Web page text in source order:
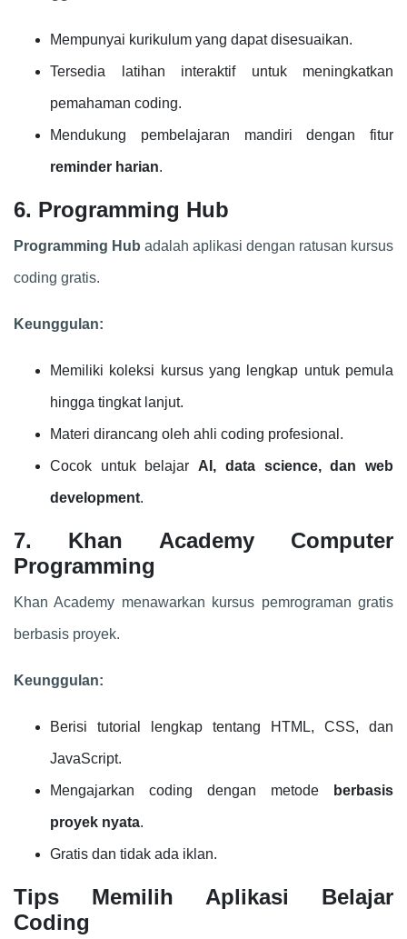
Mempunyai kurikulum yang dapat disesuaikan.
Tersedia latihan interaktif untuk meningkatkan
pemahaman coding.
Mendukung pembelajaran mandiri dengan fitur
reminder harian.
6. Programming Hub
Programming Hub adalah aplikasi dengan ratusan kursus
coding gratis.
Keunggulan:
Memiliki koleksi kursus yang lengkap untuk pemula
hingga tingkat lanjut.
Materi dirancang oleh ahli coding profesional.
Cocok untuk belajar AI, data science, dan web
development.
7. Khan Academy Computer
Programming
Khan Academy menawarkan kursus pemrograman gratis
berbasis proyek.
Keunggulan:
Berisi tutorial lengkap tentang HTML, CSS, dan
JavaScript.
Mengajarkan coding dengan metode berbasis
proyek nyata.
Gratis dan tidak ada iklan.
Tips Memilih Aplikasi Belajar
Coding